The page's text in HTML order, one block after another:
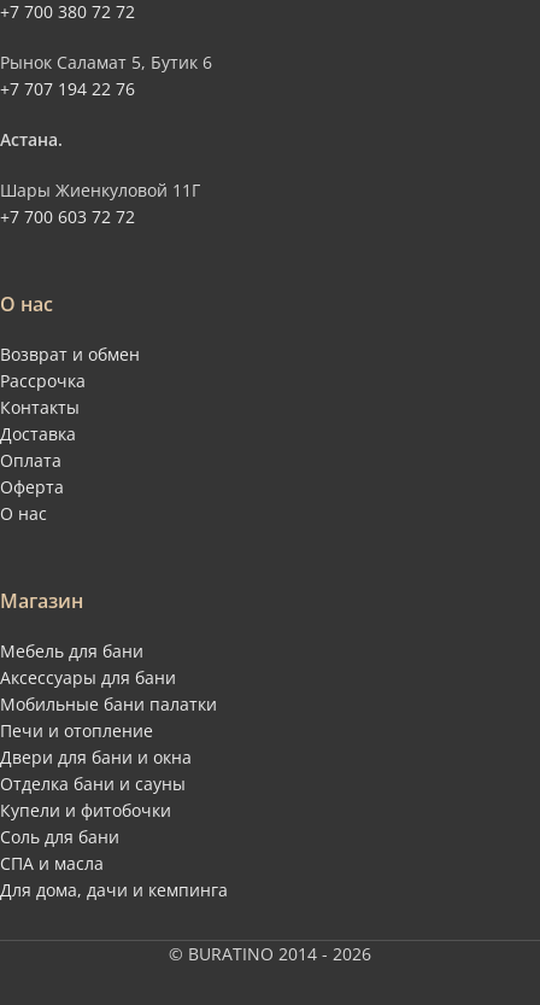
+7 700 380 72 72
Рынок Саламат 5, Бутик 6
+7 707 194 22 76
Астана.
Шары Жиенкуловой 11Г
+7 700 603 72 72
О нас
Возврат и обмен
Рассрочка
Контакты
Доставка
Оплата
Оферта
О нас
Магазин
Мебель для бани
Аксессуары для бани
Мобильные бани палатки
Печи и отопление
Двери для бани и окна
Отделка бани и сауны
Купели и фитобочки
Соль для бани
СПА и масла
Для дома, дачи и кемпинга
© BURATINO 2014 - 2026